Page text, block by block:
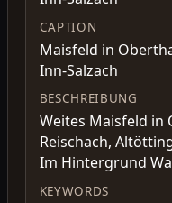
CAPTION
Maisfeld in
Inn-Salzach
BESCHREIBUNG
Weites Maisfeld in
Reischach,
Im Hintergrund
KEYWORDS